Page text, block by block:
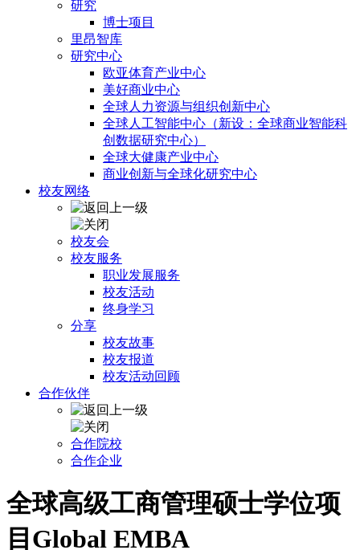
研究
博士项目
里昂智库
研究中心
欧亚体育产业中心
美好商业中心
全球人力资源与组织创新中心
全球人工智能中心（新设：全球商业智能科
创数据研究中心）
全球大健康产业中心
商业创新与全球化研究中心
校友网络
校友会
校友服务
职业发展服务
校友活动
终身学习
分享
校友故事
校友报道
校友活动回顾
合作伙伴
合作院校
合作企业
全球高级工商管理硕士学位项
目Global EMBA